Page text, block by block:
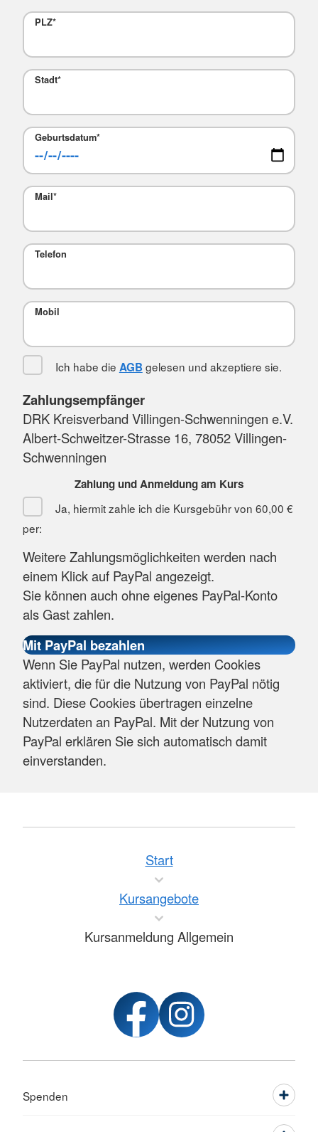
PLZ*
Stadt*
Geburtsdatum*
Mail*
Telefon
Mobil
Ich habe die AGB gelesen und akzeptiere sie.
Zahlungsempfänger
DRK Kreisverband Villingen-Schwenningen e.V.
Albert-Schweitzer-Strasse 16, 78052 Villingen-
Schwenningen
Zahlung und Anmeldung am Kurs
Ja, hiermit zahle ich die Kursgebühr von 60,00 €
per:
Weitere Zahlungsmöglichkeiten werden nach
einem Klick auf PayPal angezeigt.
Sie können auch ohne eigenes PayPal-Konto
als Gast zahlen.
Wenn Sie PayPal nutzen, werden Cookies
aktiviert, die für die Nutzung von PayPal nötig
sind. Diese Cookies übertragen einzelne
Nutzerdaten an PayPal. Mit der Nutzung von
PayPal erklären Sie sich automatisch damit
einverstanden.
Start
Kursangebote
Kursanmeldung Allgemein
Spenden